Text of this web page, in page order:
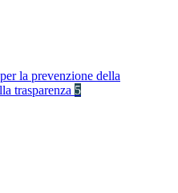
la prevenzione della
trasparenza 5